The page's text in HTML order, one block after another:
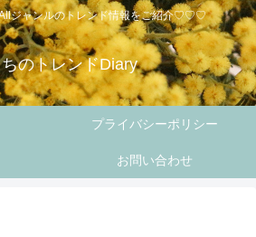
ジャンルのトレンド情報をご紹介♡♡♡
のトレンドDiary
プライバシーポリシー
お問い合わせ